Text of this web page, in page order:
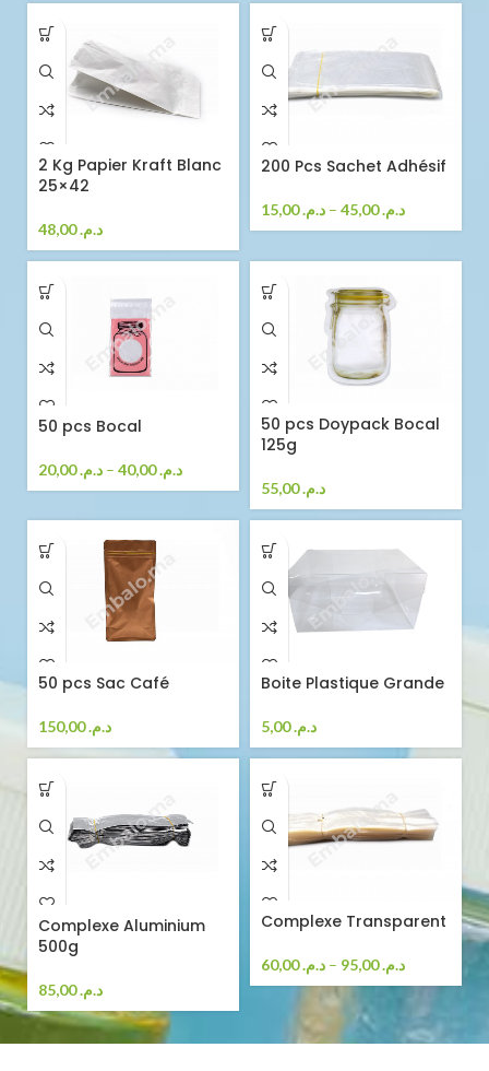
2 Kg Papier Kraft Blanc
25×42
د.م.48,00
200 Pcs Sachet Adhésif
د.م.15,00 – د.م.45,00
50 pcs Bocal
د.م.20,00 – د.م.40,00
50 pcs Doypack Bocal
125g
د.م.55,00
50 pcs Sac Café
د.م.150,00
Boite Plastique Grande
د.م.5,00
Complexe Aluminium
500g
د.م.85,00
Complexe Transparent
د.م.60,00 – د.م.95,00